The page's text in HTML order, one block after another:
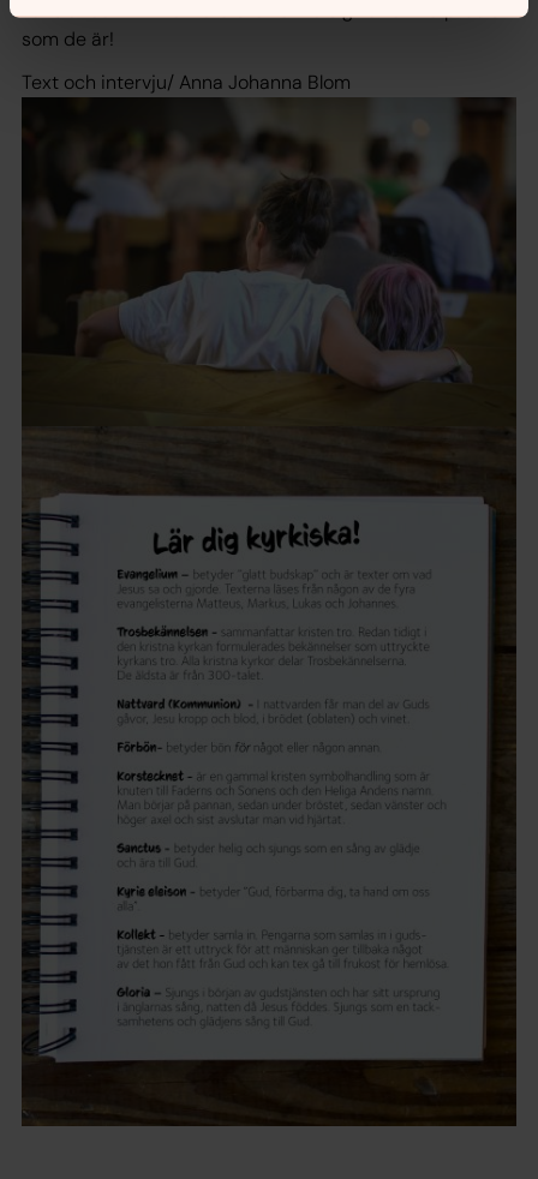
känslor och vi vill att alla ska känna sig välkomna precis
som de är!
Text och intervju/ Anna Johanna Blom